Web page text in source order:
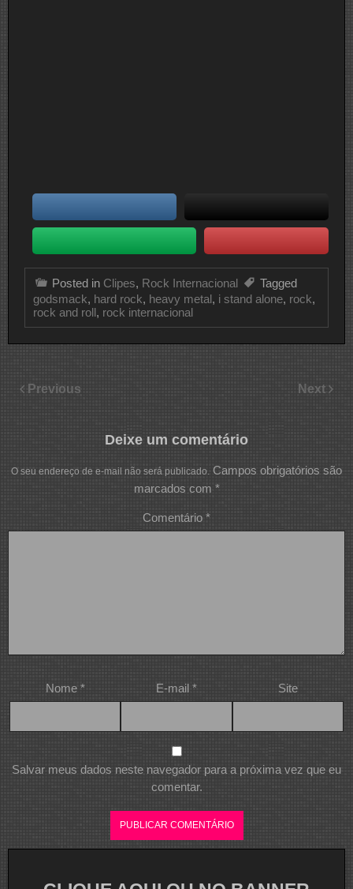
Posted in Clipes, Rock Internacional
Tagged
godsmack, hard rock, heavy metal, i stand alone, rock,
rock and roll, rock internacional
Previous Next
Deixe um comentário
O seu endereço de e-mail não será publicado. Campos obrigatórios são
marcados com *
Comentário *
Nome * E-mail * Site
Salvar meus dados neste navegador para a próxima vez que eu
comentar.